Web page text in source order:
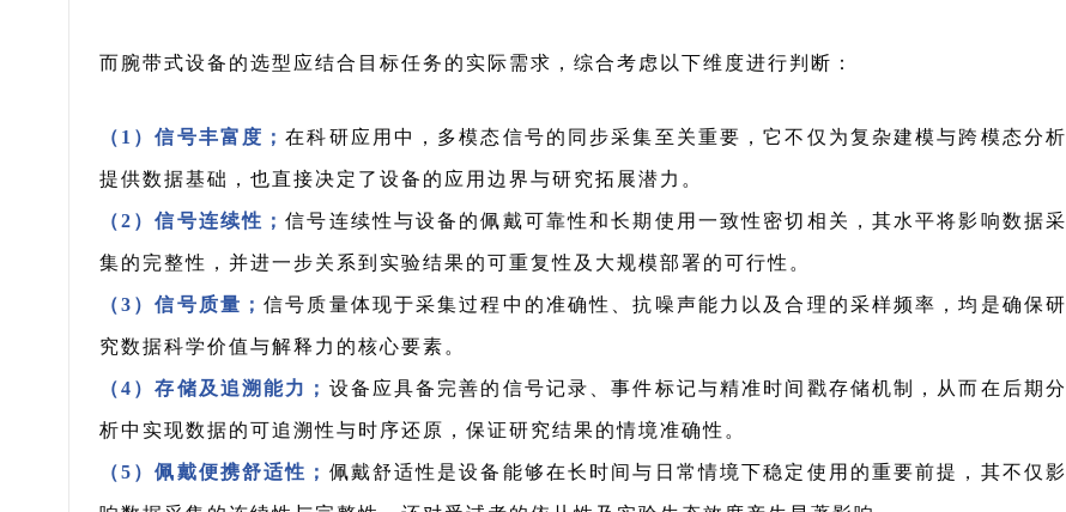
而腕带式设备的选型应结合目标任务的实际需求，综合考虑以下维度进行判断：
（1）信号丰富度；在科研应用中，多模态信号的同步采集至关重要，它不仅为复杂建模与跨模态分析
提供数据基础，也直接决定了设备的应用边界与研究拓展潜力。
（2）信号连续性；信号连续性与设备的佩戴可靠性和长期使用一致性密切相关，其水平将影响数据采
集的完整性，并进一步关系到实验结果的可重复性及大规模部署的可行性。
（3）信号质量； 信号质量体现于采集过程中的准确性、抗噪声能力以及合理的采样频率，均是确保研
究数据科学价值与解释力的核心要素。
（4）存储及追溯能力； 设备应具备完善的信号记录、事件标记与精准时间戳存储机制，从而在后期分
析中实现数据的可追溯性与时序还原，保证研究结果的情境准确性。
（5）佩戴便携舒适性； 佩戴舒适性是设备能够在长时间与日常情境下稳定使用的重要前提，其不仅影